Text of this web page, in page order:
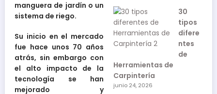
30
tipos
difere
ntes
de
Herramientas de
Carpintería
junio 24, 2026
manguera de jardín o un
sistema de riego.
Su inicio en el mercado
fue hace unos 70 años
atrás, sin embargo con
el alto impacto de la
tecnología se han
mejorado y